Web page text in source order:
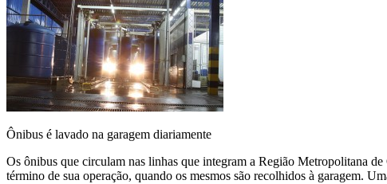
Ônibus é lavado na garagem diariamente
Os ônibus que circulam nas linhas que integram a Região Metropolitana
término de sua operação, quando os mesmos são recolhidos à garagem.